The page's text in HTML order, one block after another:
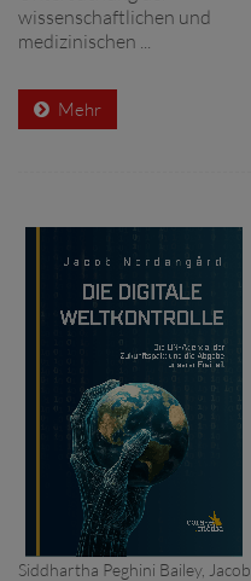
wissenschaftlichen und
medizinischen ...
Mehr
Siddhartha Peghini Bailey, Jacob